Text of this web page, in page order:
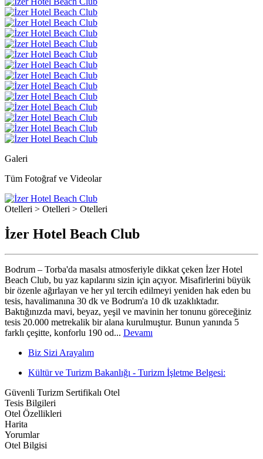
Galeri
Tüm Fotoğraf ve Videolar
Otelleri > Otelleri > Otelleri
İzer Hotel Beach Club
Bodrum – Torba'da masalsı atmosferiyle dikkat çeken İzer Hotel
Beach Club, bu yaz kapılarını sizin için açıyor. Misafirlerini büyük
bir özenle ağırlayan ve her yıl tercih edilmeyi yeniden hak eden bu
tesis, havalimanına 30 dk ve Bodrum'a 10 dk uzaklıktadır.
Baktığınızda mavi, beyaz, yeşil ve mavinin her tonunu göreceğiniz
tesis 20.000 metrekalik bir alana kurulmuştur. Bunun yanında 5
farklı çeşitte, konforlu 190 od... Devamı
Biz Sizi Arayalım
Kültür ve Turizm Bakanlığı - Turizm İşletme Belgesi:
Güvenli Turizm Sertifikalı Otel
Tesis Bilgileri
Otel Özellikleri
Harita
Yorumlar
Otel Bilgisi